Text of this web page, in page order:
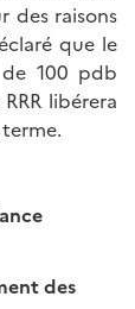
des raisons
que le
100 pdb
libérera
des